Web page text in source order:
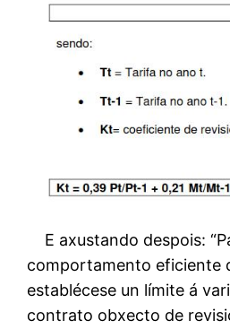
E axustando despois:
comportamento eficiente
establécese un límite á
contrato obxecto de